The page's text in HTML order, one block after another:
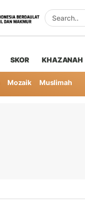
SKOR KHAZANAH
Mozaik Muslimah